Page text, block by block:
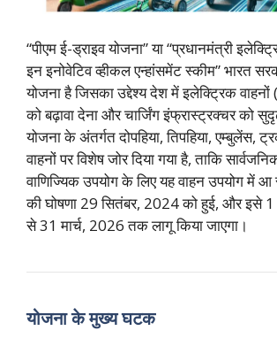
“पीएम ई-ड्राइव योजना” या “प्रधानमंत्री
इन इनोवेटिव व्हीकल एन्हांसमेंट स्कीम” भारत
योजना है जिसका उद्देश्य देश में इलेक्ट्रिक
को बढ़ावा देना और चार्जिंग इंफ्रास्ट्रक्चर को
योजना के अंतर्गत दोपहिया, तिपहिया,
वाहनों पर विशेष जोर दिया गया है, ताकि
वाणिज्यिक उपयोग के लिए यह वाहन उपयोग में
की घोषणा 29 सितंबर, 2024 को हुई, और इसे
से 31 मार्च, 2026 तक लागू किया जाएगा।
योजना के मुख्य घटक